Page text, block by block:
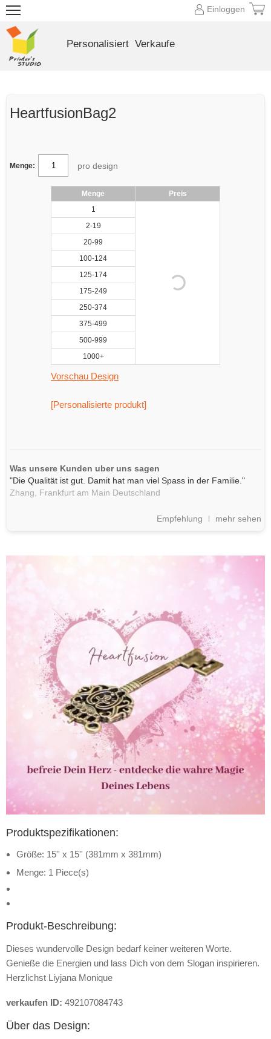
HeartfusionBag2
Menge: pro design
Menge
Preis
1
2-19
20-99
100-124
125-174
175-249
250-374
375-499
500-999
1000+
Vorschau Design
[Personalisierte produkt]
Was unsere Kunden uber uns sagen
"Die Qualität ist gut. Damit hat man viel Spass in der Familie."
Zhang,
Frankfurt am Main Deutschland
Empfehlung mehr sehen
Produktspezifikationen:
Größe: 15'' x 15'' (381mm x 381mm)
Menge: 1 Piece(s)
Produkt-Beschreibung:
Dieses wundervolle Design bedarf keiner weiteren Worte.
Genieße die Energien und lass Dich von dem Slogan inspirieren.
Herzlichst Liyjana Monique
verkaufen ID: 492107084743
Über das Design:
Einloggen
Personalisiert Verkaufe